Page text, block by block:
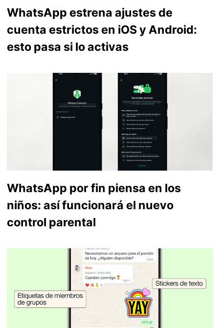
WhatsApp estrena ajustes de
cuenta estrictos en iOS y Android:
esto pasa si lo activas
WhatsApp por fin piensa en los
niños: así funcionará el nuevo
control parental